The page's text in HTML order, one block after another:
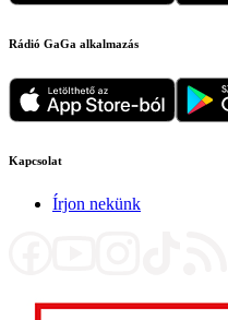
Rádió GaGa alkalmazás
Kapcsolat
Írjon nekünk